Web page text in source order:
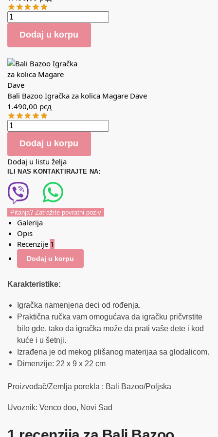
Dodaj u korpu
Bali Bazoo Igračka za kolica Magare Dave
1.490,00 рсд
Dodaj u korpu
Dodaj u listu želja
ILI NAS KONTAKTIRAJTE NA:
Pitanja? Zatražite povratni poziv
Galerija
Opis
Recenzije 1
Dodaj u korpu
Karakteristike:
Igračka namenjena deci od rođenja.
Praktična ručka vam omogućava da igračku pričvrstite
bilo gde, tako da igračka može da prati vaše dete i kod
kuće i u šetnji.
Izrađena je od mekog plišanog materijaa sa glodalicom.
Dimenzije: 22 x 9 x 22 cm
Proizvođač/Zemlja porekla : Bali Bazoo/Poljska
Uvoznik: Venco doo, Novi Sad